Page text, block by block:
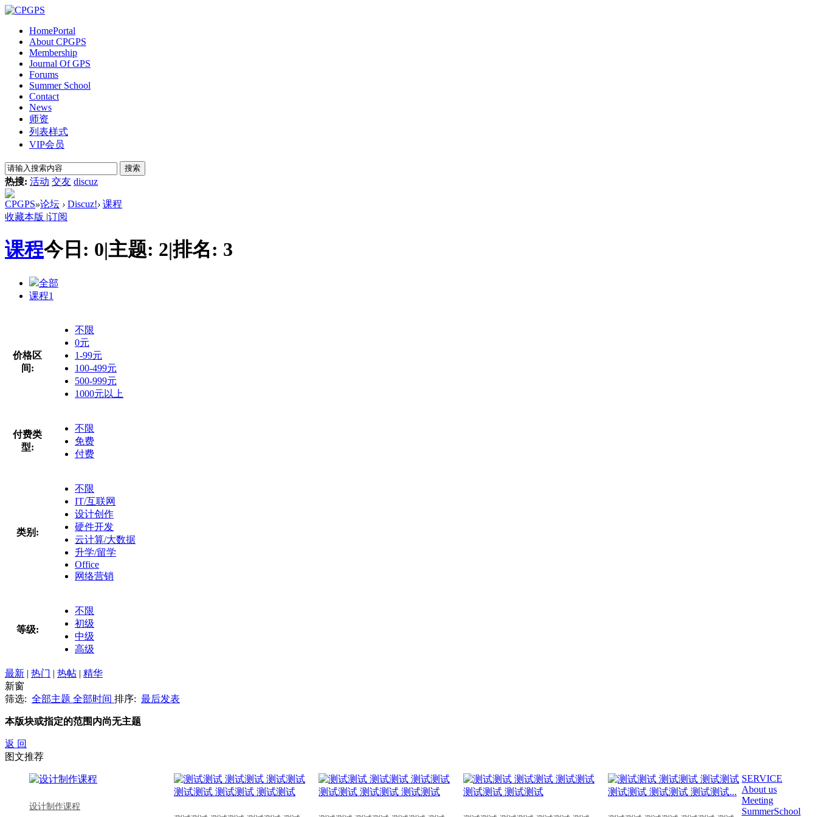
HomePortal
About CPGPS
Membership
Journal Of GPS
Forums
Summer School
Contact
News
师资
列表样式
VIP会员
搜索
热搜: 活动 交友 discuz
CPGPS»论坛 › Discuz!› 课程
收藏本版 |订阅
课程今日: 0|主题: 2|排名: 3
全部
课程1
价格区
间:
不限
0元
1-99元
100-499元
500-999元
1000元以上
付费类
型:
不限
免费
付费
类别:
不限
IT/互联网
设计创作
硬件开发
云计算/大数据
升学/留学
Office
网络营销
等级:
不限
初级
中级
高级
最新 | 热门 | 热帖 | 精华
新窗
筛选: 全部主题 全部时间 排序: 最后发表
本版块或指定的范围内尚无主题
返 回
图文推荐
设计制作课程
SERVICE
About us
Meeting
SummerSchool